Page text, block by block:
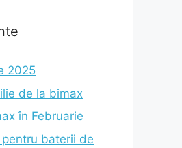
2025
de la bimax
în Februarie
baterii de